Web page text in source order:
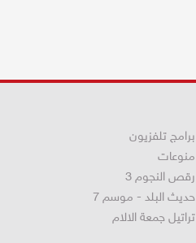
برامج تلفزيون
منوعات
رقص النجوم 3
حديث البلد - موسم 7
تراتيل جمعة الالام